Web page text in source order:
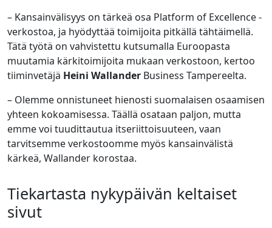
– Kansainvälisyys on tärkeä osa Platform of Excellence -
verkostoa, ja hyödyttää toimijoita pitkällä tähtäimellä.
Tätä työtä on vahvistettu kutsumalla Euroopasta
muutamia kärkitoimijoita mukaan verkostoon, kertoo
tiiminvetäjä Heini Wallander Business Tampereelta.
– Olemme onnistuneet hienosti suomalaisen osaamisen
yhteen kokoamisessa. Täällä osataan paljon, mutta
emme voi tuudittautua itseriittoisuuteen, vaan
tarvitsemme verkostoomme myös kansainvälistä
kärkeä, Wallander korostaa.
Tiekartasta nykypäivän keltaiset
sivut